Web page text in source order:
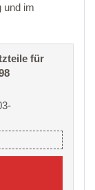
und im
für